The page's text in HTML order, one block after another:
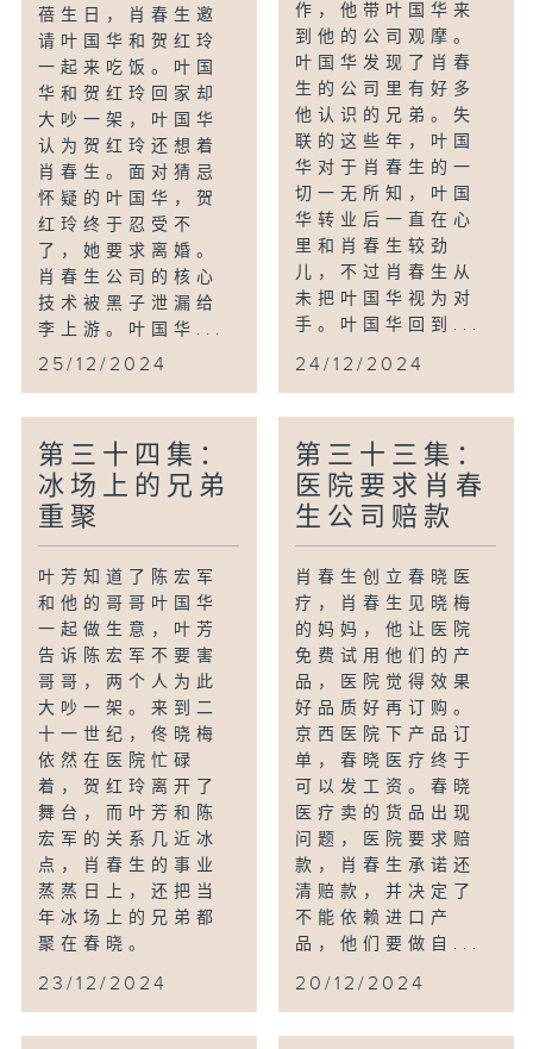
蓓生日，肖春生邀
请叶国华和贺红玲
一起来吃饭。叶国
华和贺红玲回家却
大吵一架，叶国华
认为贺红玲还想着
肖春生。面对猜忌
怀疑的叶国华，贺
红玲终于忍受不
了，她要求离婚。
肖春生公司的核心
技术被黑子泄漏给
李上游。叶国华...
25/12/2024
作，他带叶国华来
到他的公司观摩。
叶国华发现了肖春
生的公司里有好多
他认识的兄弟。失
联的这些年，叶国
华对于肖春生的一
切一无所知，叶国
华转业后一直在心
里和肖春生较劲
儿，不过肖春生从
未把叶国华视为对
手。叶国华回到...
24/12/2024
第三十四集：
冰场上的兄弟
重聚
叶芳知道了陈宏军
和他的哥哥叶国华
一起做生意，叶芳
告诉陈宏军不要害
哥哥，两个人为此
大吵一架。来到二
十一世纪，佟晓梅
依然在医院忙碌
着，贺红玲离开了
舞台，而叶芳和陈
宏军的关系几近冰
点，肖春生的事业
蒸蒸日上，还把当
年冰场上的兄弟都
聚在春晓。
23/12/2024
第三十三集：
医院要求肖春
生公司赔款
肖春生创立春晓医
疗，肖春生见晓梅
的妈妈，他让医院
免费试用他们的产
品，医院觉得效果
好品质好再订购。
京西医院下产品订
单，春晓医疗终于
可以发工资。春晓
医疗卖的货品出现
问题，医院要求赔
款，肖春生承诺还
清赔款，并决定了
不能依赖进口产
品，他们要做自...
20/12/2024